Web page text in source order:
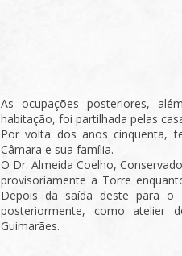
As ocupações posteriores,
habitação, foi partilhada pelas
Por volta dos anos cinquenta,
Câmara e sua família.
O Dr. Almeida Coelho,
provisoriamente a Torre
Depois da saída deste para o
posteriormente, como atelier
Guimarães.